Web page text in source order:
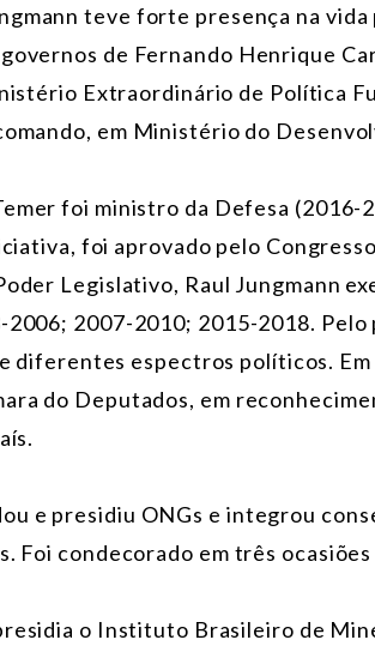
teve forte presença na vida
de Fernando Henrique
Extraordinário de Política
em Ministério do
foi ministro da Defesa (2016-
foi aprovado pelo Congresso
Legislativo, Raul Jungmann
2007-2010; 2015-2018.
espectros políticos. Em
do Deputados, em
e presidiu ONGs e integrou
Foi condecorado em três
o Instituto Brasileiro de